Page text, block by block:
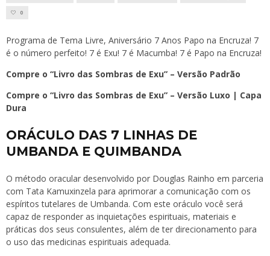
0
Programa de Tema Livre, Aniversário 7 Anos Papo na Encruza! 7
é o número perfeito! 7 é Exu! 7 é Macumba! 7 é Papo na Encruza!
Compre o “Livro das Sombras de Exu” – Versão Padrão
Compre o “Livro das Sombras de Exu” – Versão Luxo | Capa
Dura
ORÁCULO DAS 7 LINHAS DE
UMBANDA E QUIMBANDA
O método oracular desenvolvido por Douglas Rainho em parceria
com Tata Kamuxinzela para aprimorar a comunicação com os
espíritos tutelares de Umbanda. Com este oráculo você será
capaz de responder as inquietações espirituais, materiais e
práticas dos seus consulentes, além de ter direcionamento para
o uso das medicinas espirituais adequada.